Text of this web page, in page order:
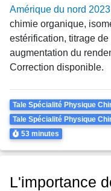
Amérique du nord
chimie organique,
estérification, titrage
augmentation du
Correction disponible.
Theme
Tale Spécialité Physique
Tale Spécialité Physique
Durée
53 minutes
L'importance